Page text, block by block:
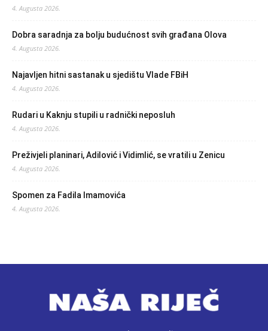
4. Augusta 2026.
Dobra saradnja za bolju budućnost svih građana Olova
4. Augusta 2026.
Najavljen hitni sastanak u sjedištu Vlade FBiH
4. Augusta 2026.
Rudari u Kaknju stupili u radnički neposluh
4. Augusta 2026.
Preživjeli planinari, Adilović i Vidimlić, se vratili u Zenicu
4. Augusta 2026.
Spomen za Fadila Imamovića
4. Augusta 2026.